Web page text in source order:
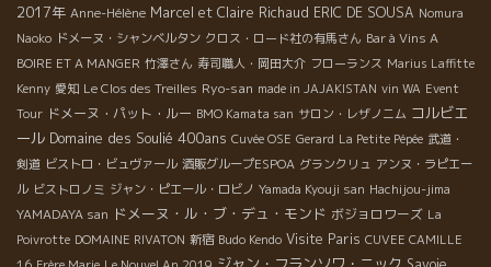
2017年 Anne-Hélène Marcel et Claire Richaud ERIC DE SOUSA Nomura
Naoko ドメーヌ・シャンベルタン クロス・ロード社の有馬さん Bar à Vins A
BOIRE ET A MANGER 竹澤さん 寿司職人・岡田大介 フローランス Marius Laffitte
Kenny 愛知 Le Clos des Treilles Ryo-san made in JAJAKISTAN vin WA Event
Tour ドメーヌ・パット・ルー BMO Kamata san サロン・レザノニム コルビエ
ール Domaine des Soulié 400ans Cuvée OSE Gerard La Petite Pépée 武道・
剣道 ビストロ・ビュヴァール 酒販グループESPOA グランクリュ アンヌ・ラピエー
ル ビストロノミ ジャン・ピエール・ロビノ Yamada Kyouji san Hachijou-jima
YAMADAYA san ドメーヌ・ル・ブ・デュ・モンド ボジョロワーズ La
Poivrotte DOMAINE RIVATON 新宿 Budo Kendo Visite Paris CUVEE CAMILLE